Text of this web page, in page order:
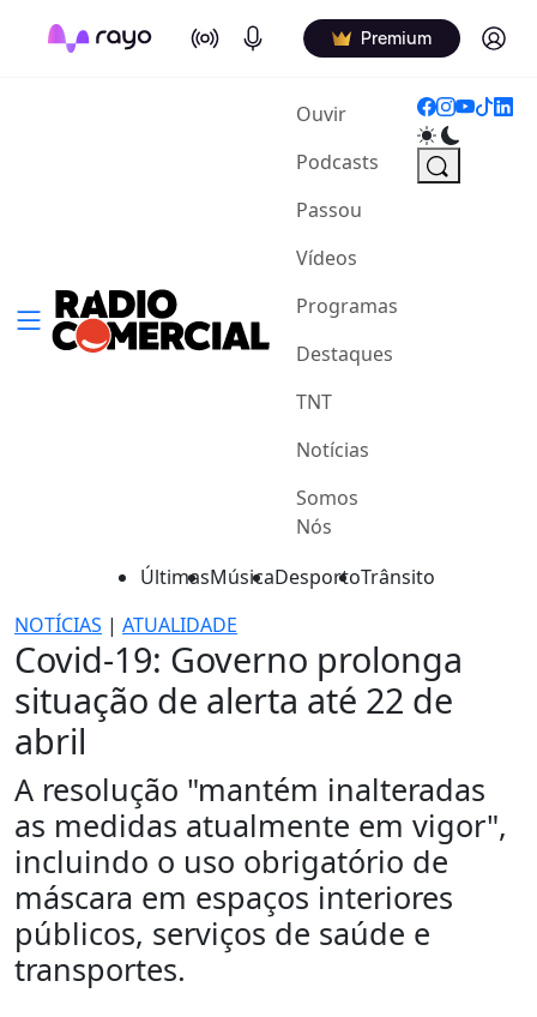
On Air Podcasts Premium Log in
Ouvir(current)
Podcasts
Passou
Vídeos
Programas
Destaques
TNT
Notícias
Somos
Nós
ÚltimasMúsicaDesportoTrânsito
NOTÍCIAS | ATUALIDADE
Covid-19: Governo prolonga
situação de alerta até 22 de
abril
A resolução "mantém inalteradas
as medidas atualmente em vigor",
incluindo o uso obrigatório de
máscara em espaços interiores
públicos, serviços de saúde e
transportes.